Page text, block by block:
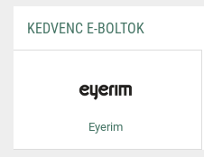
KEDVENC E-BOLTOK
Eyerim